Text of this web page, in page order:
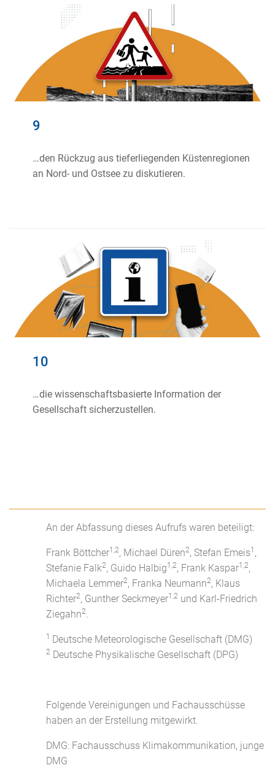
9
…den Rückzug aus tieferliegenden Küstenregionen
an Nord- und Ostsee zu diskutieren.
10
…die wissenschaftsbasierte Information der
Gesellschaft sicherzustellen.
An der Abfassung dieses Aufrufs waren beteiligt:
Frank Böttcher1,2, Michael Düren2, Stefan Emeis1 ,
Stefanie Falk2, Guido Halbig1,2, Frank Kaspar1,2,
Michaela Lemmer2, Franka Neumann2, Klaus
Richter2, Gunther Seckmeyer1,2 und Karl-Friedrich
Ziegahn2.
1 Deutsche Meteorologische Gesellschaft (DMG)
2 Deutsche Physikalische Gesellschaft (DPG)
Folgende Vereinigungen und Fachausschüsse
haben an der Erstellung mitgewirkt.
DMG: Fachausschuss Klimakommunikation, junge
DMG